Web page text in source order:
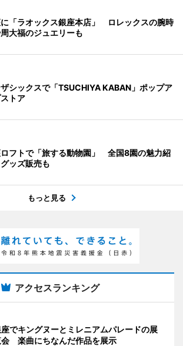
「ラオックス銀座本店」 ロレックスの腕時
大福のジュエリーも
シックスで「TSUCHIYA KABAN」ポップア
トア
フトで「旅する動物園」 全国8園の魅力紹
ッズ販売も
もっと見る
アクセスランキング
でキングヌーとミレニアムパレードの展
会 楽曲にちなんだ作品を展示